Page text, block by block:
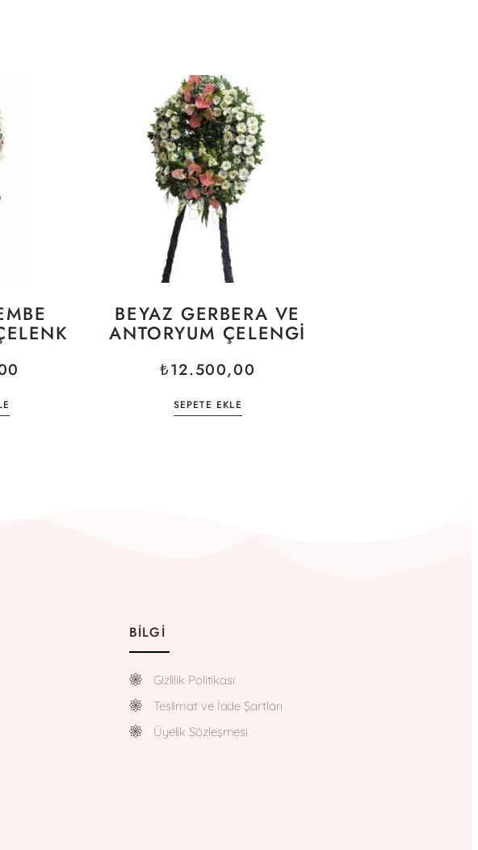
BEYAZ GERBERA VE
ANTORYUM ÇELENGI
₺12.500,00
SEPETE EKLE
BILGI
Gizlilik Politikası
Teslimat ve İade Şartları
Üyelik Sözleşmesi